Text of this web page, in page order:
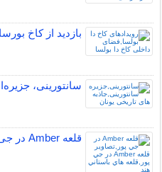
بازدید از کاخ
سانتورینی،
قلعه Amber در جی پور هند